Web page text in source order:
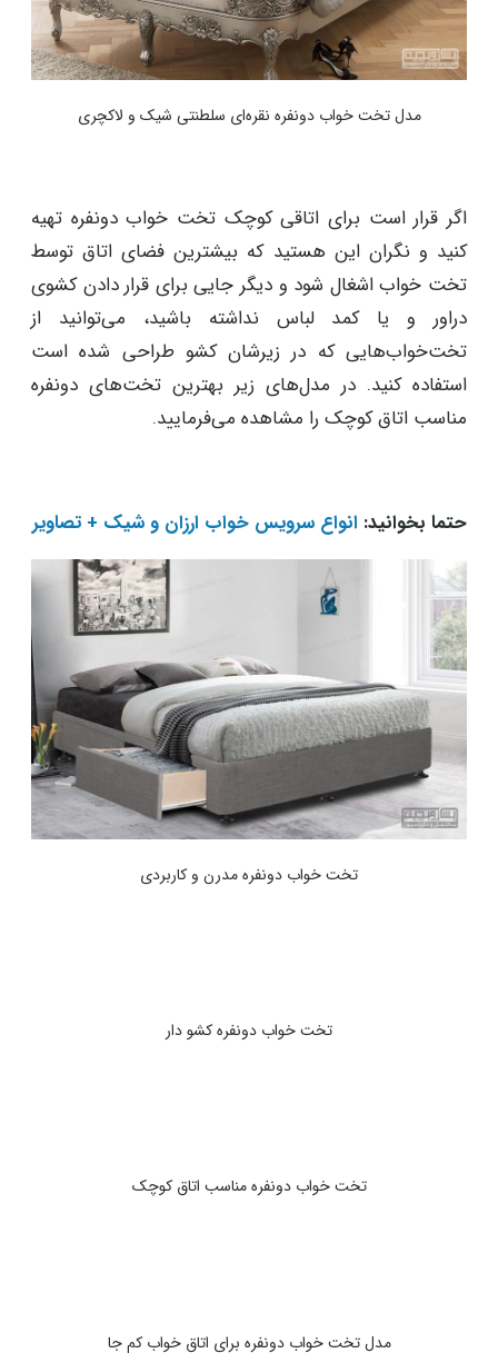
مدل تخت خواب دونفره نقره‌ای سلطنتی شیک و لاکچری
اگر قرار است برای اتاقی کوچک تخت خواب دونفره تهیه
کنید و نگران این هستید که بیشترین فضای اتاق توسط
تخت خواب اشغال شود و دیگر جایی برای قرار دادن کشوی
دراور و یا کمد لباس نداشته باشید، می‌توانید از
تخت‌خواب‌هایی که در زیرشان کشو طراحی شده است
استفاده کنید. در مدل‌های زیر بهترین تخت‌های دونفره
مناسب اتاق کوچک را مشاهده می‌فرمایید.
حتما بخوانید:انواع سرویس خواب ارزان و شیک + تصاویر
تخت خواب دونفره مدرن و کاربردی
تخت خواب دونفره کشو دار
تخت خواب دونفره مناسب اتاق کوچک
مدل تخت خواب دونفره برای اتاق خواب کم جا